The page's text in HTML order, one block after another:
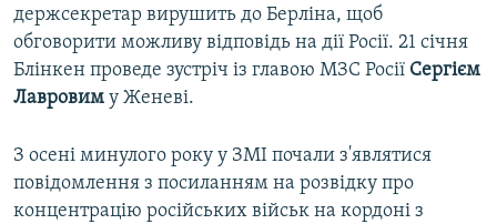
держсекретар вирушить до Берліна, щоб
обговорити можливу відповідь на дії Росії. 21 січня
Блінкен проведе зустріч із главою МЗС Росії Сергієм
Лавровим у Женеві.
З осені минулого року у ЗМІ почали з'являтися
повідомлення з посиланням на розвідку про
концентрацію російських військ на кордоні з